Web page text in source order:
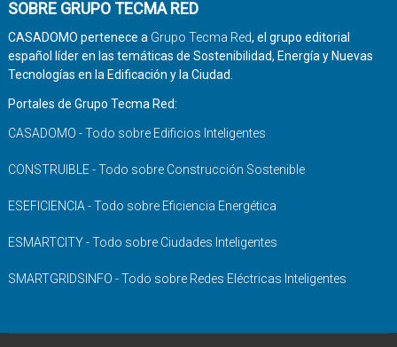
SOBRE GRUPO TECMA RED
CASADOMO pertenece a Grupo Tecma Red, el grupo editorial
español líder en las temáticas de Sostenibilidad, Energía y Nuevas
Tecnologías en la Edificación y la Ciudad.
Portales de Grupo Tecma Red:
CASADOMO - Todo sobre Edificios Inteligentes
CONSTRUIBLE - Todo sobre Construcción Sostenible
ESEFICIENCIA - Todo sobre Eficiencia Energética
ESMARTCITY - Todo sobre Ciudades Inteligentes
SMARTGRIDSINFO - Todo sobre Redes Eléctricas Inteligentes